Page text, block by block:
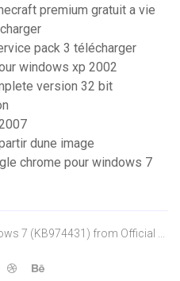
premium gratuit a vie
pack 3 télécharger
windows xp 2002
version 32 bit
dune image
chrome pour windows 7
7 (KB974431) from Official ...